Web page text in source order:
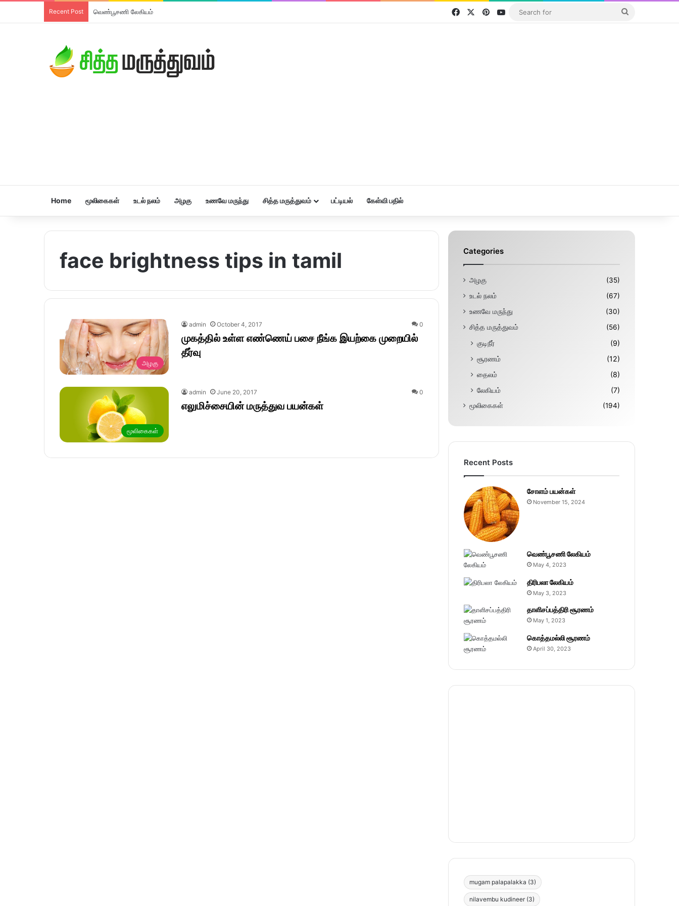
Recent Post வெண்பூசணி லேகியம் FacebookPinterestYouTube
Home மூலிகைகள் உடல் நலம் அழகு உணவே மருந்து சித்த மருத்துவம் பட்டியல் கேள்வி பதில்
face brightness tips in tamil
அழகு
admin October 4, 2017 0
முகத்தில் உள்ள எண்ணெய் பசை நீங்க இயற்கை முறையில்
தீர்வு
மூலிகைகள்
admin June 20, 2017 0
எலுமிச்சையின் மருத்துவ பயன்கள்
Categories
அழகு
(35)
உடல் நலம்
(67)
உணவே மருந்து
(30)
சித்த மருத்துவம்
(56)
குடிநீர்
(9)
சூரணம்
(12)
தைலம்
(8)
லேகியம்
(7)
மூலிகைகள் (194)
Recent Posts
சோளம் பயன்கள்
November 15, 2024
வெண்பூசணி லேகியம்
May 4, 2023
திரிபலா லேகியம்
May 3, 2023
தாளிசப்பத்திரி சூரணம்
May 1, 2023
கொத்தமல்லி சூரணம்
April 30, 2023
mugam palapalakka (3)
nilavembu kudineer (3)